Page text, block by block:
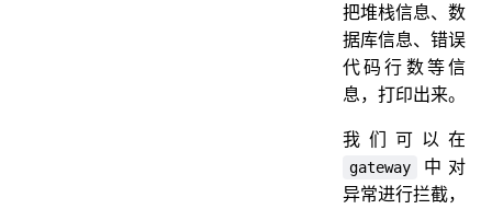
把堆栈信息、数
据库信息、错误
代码行数等信
息，打印出来。
我们可以在
gateway
中对
异常进行拦截，